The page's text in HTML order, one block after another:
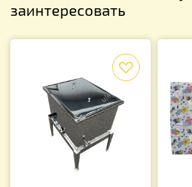
заинтересовать